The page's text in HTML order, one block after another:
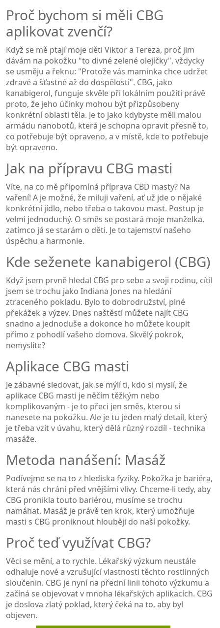
Proč bychom si měli CBG
aplikovat zvenčí?
Když se mě ptají moje děti Viktor a Tereza, proč jim
dávám na pokožku "to divné zelené olejíčky", vždycky
se usměju a řeknu: "Protože vás maminka chce udržet
zdravé a šťastné až do dospělosti". CBG, jako
kanabigerol, funguje skvěle při lokálním použití právě
proto, že jeho účinky mohou být přizpůsobeny
konkrétní oblasti těla. Je to jako kdybyste měli malou
armádu nanobotů, která je schopna opravit přesně to,
co potřebuje být opraveno, a v místě, kde to potřebuje
být opraveno.
Jak na přípravu CBG masti
Víte, na co mě připomíná příprava CBD masty? Na
vaření! A je možné, že miluji vaření, ať už jde o nějaké
konkrétní jídlo, nebo třeba o takovou mast. Postup je
velmi jednoduchý. O směs se postará moje manželka,
zatímco já se starám o děti. Je to tajemství našeho
úspěchu a harmonie.
Kde seženete kanabigerol (CBG)
Když jsem prvně hledal CBG pro sebe a svoji rodinu, cítil
jsem se trochu jako Indiana Jones na hledání
ztraceného pokladu. Bylo to dobrodružství, plné
překážek a výzev. Dnes naštěstí můžete najít CBG
snadno a jednoduše a dokonce ho můžete koupit
přímo z pohodlí vašeho domova. Skvělý pokrok,
nemyslíte?
Aplikace CBG masti
Je zábavné sledovat, jak se mýlí ti, kdo si myslí, že
aplikace CBG masti je něčím těžkým nebo
komplikovaným - je to přeci jen směs, kterou si
nanesete na pokožku. Ale je tu jeden malý detail, který
je třeba vzít v úvahu, který dělá různý rozdíl - technika
masáže.
Metoda nanášení: Masáž
Podívejme se na to z hlediska fyziky. Pokožka je bariéra,
která nás chrání před vnějšími vlivy. Chceme-li tedy, aby
CBG pronikla touto bariérou, musíme se trochu
namáhat. Masáž je právě ten krok, který umožňuje
masti s CBG proniknout hlouběji do naší pokožky.
Proč teď využívat CBG?
Věci se mění, a to rychle. Lékařský výzkum neustále
odhaluje nové a vzrušující vlastnosti těchto rostlinných
sloučenin. CBG je nyní na přední linii tohoto výzkumu a
začíná se objevovat v mnoha lékařských aplikacích. CBG
je doslova zlatý poklad, který čeká na to, aby byl
objeven.